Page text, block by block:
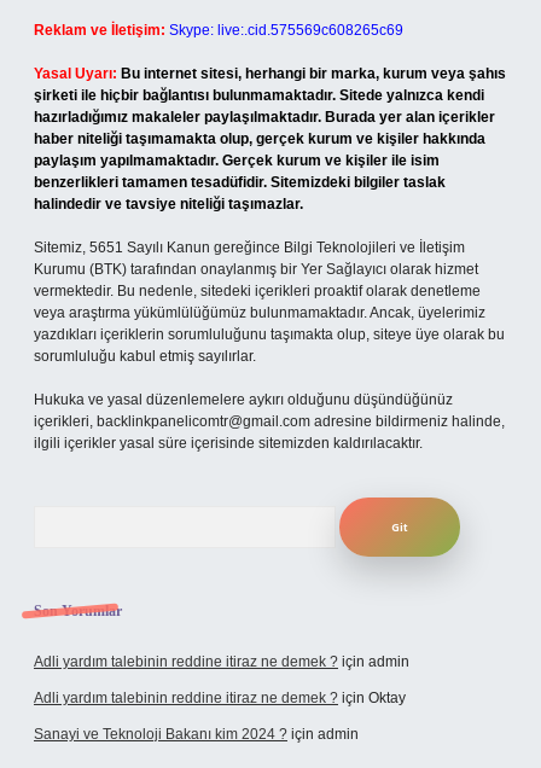
Reklam ve İletişim: Skype: live:.cid.575569c608265c69
Yasal Uyarı: Bu internet sitesi, herhangi bir marka, kurum veya şahıs
şirketi ile hiçbir bağlantısı bulunmamaktadır. Sitede yalnızca kendi
hazırladığımız makaleler paylaşılmaktadır. Burada yer alan içerikler
haber niteliği taşımamakta olup, gerçek kurum ve kişiler hakkında
paylaşım yapılmamaktadır. Gerçek kurum ve kişiler ile isim
benzerlikleri tamamen tesadüfidir. Sitemizdeki bilgiler taslak
halindedir ve tavsiye niteliği taşımazlar.
Sitemiz, 5651 Sayılı Kanun gereğince Bilgi Teknolojileri ve İletişim
Kurumu (BTK) tarafından onaylanmış bir Yer Sağlayıcı olarak hizmet
vermektedir. Bu nedenle, sitedeki içerikleri proaktif olarak denetleme
veya araştırma yükümlülüğümüz bulunmamaktadır. Ancak, üyelerimiz
yazdıkları içeriklerin sorumluluğunu taşımakta olup, siteye üye olarak bu
sorumluluğu kabul etmiş sayılırlar.
Hukuka ve yasal düzenlemelere aykırı olduğunu düşündüğünüz
içerikleri, backlinkpanelicomtr@gmail.com adresine bildirmeniz halinde,
ilgili içerikler yasal süre içerisinde sitemizden kaldırılacaktır.
Son Yorumlar
Adli yardım talebinin reddine itiraz ne demek ? için admin
Adli yardım talebinin reddine itiraz ne demek ? için Oktay
Sanayi ve Teknoloji Bakanı kim 2024 ? için admin